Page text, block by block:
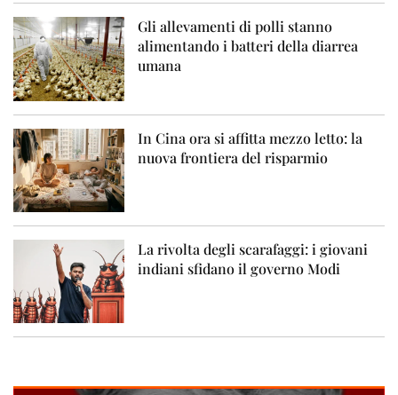
Gli allevamenti di polli stanno
alimentando i batteri della diarrea
umana
In Cina ora si affitta mezzo letto: la
nuova frontiera del risparmio
La rivolta degli scarafaggi: i giovani
indiani sfidano il governo Modi